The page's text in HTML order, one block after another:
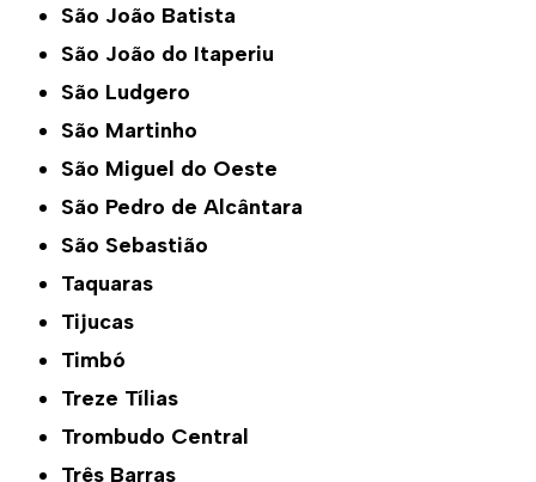
São João Batista
São João do Itaperiu
São Ludgero
São Martinho
São Miguel do Oeste
São Pedro de Alcântara
São Sebastião
Taquaras
Tijucas
Timbó
Treze Tílias
Trombudo Central
Três Barras